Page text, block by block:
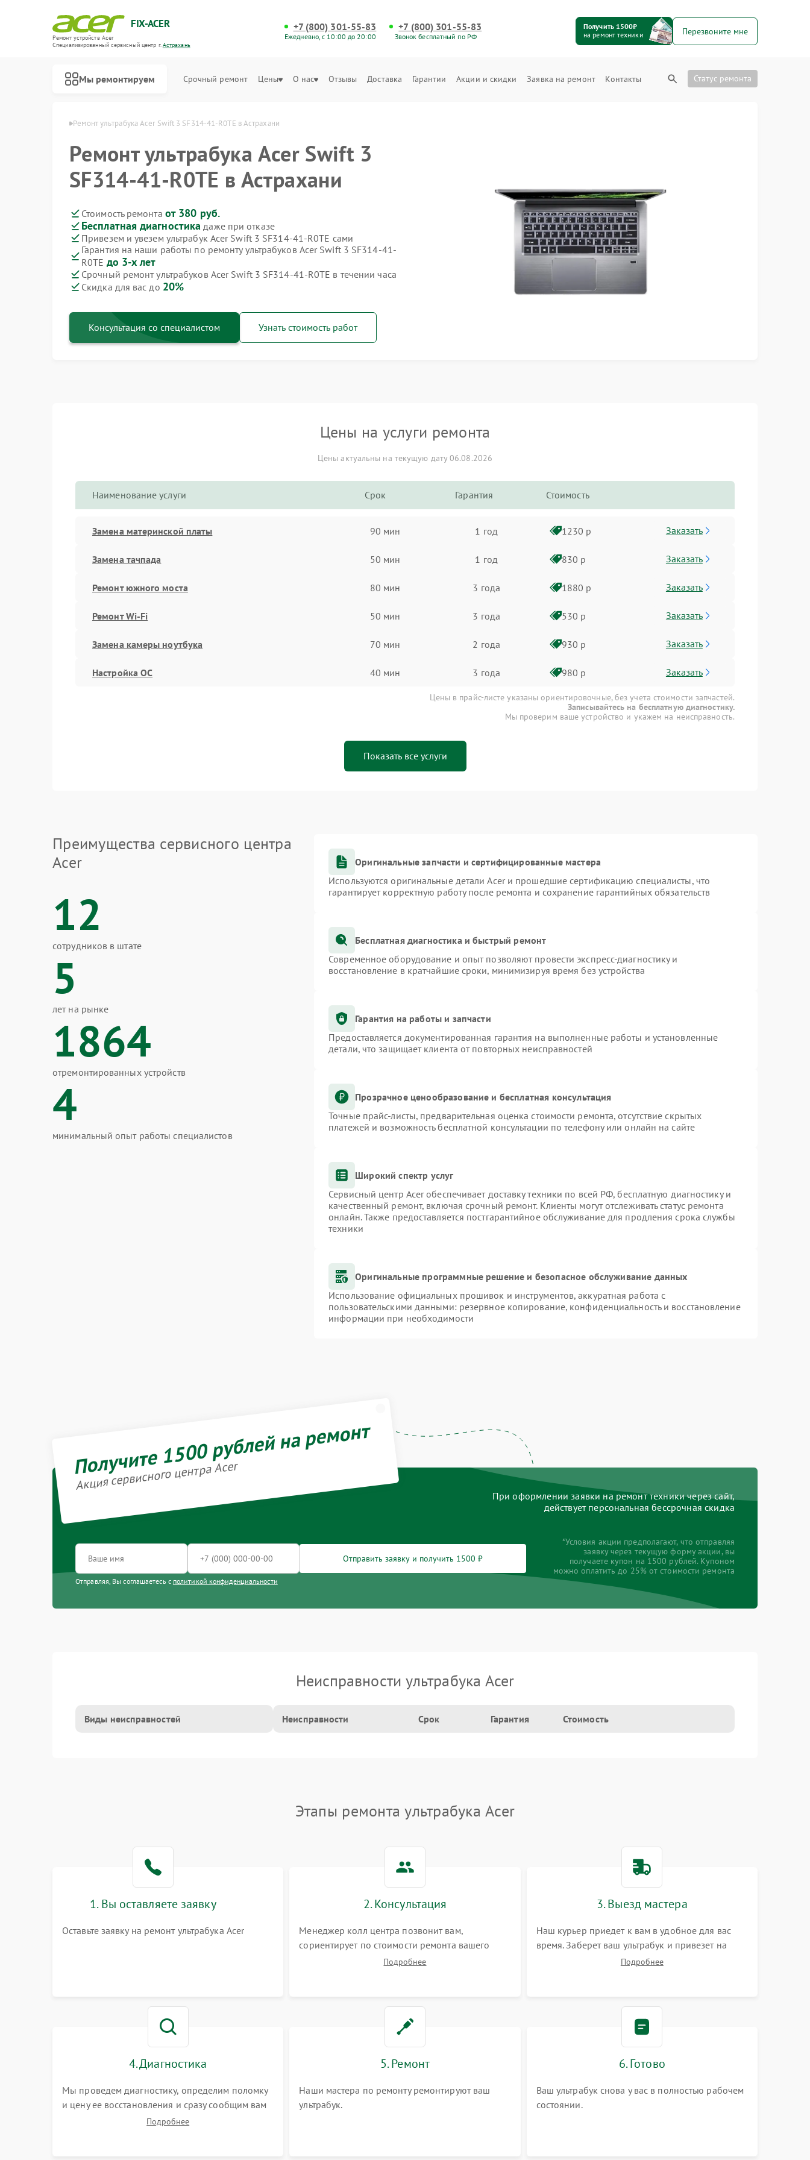
FIX-ACER
Ремонт устройств Acer
Специализированный cервисный центр г.Астрахань
+7 (800) 301-55-83
Ежедневно, с 10:00 до 20:00
+7 (800) 301-55-83
Звонок бесплатный по РФ
Получить 1500₽
на ремонт техники
Перезвоните мне
Мы ремонтируем Срочный ремонт Цены О нас Отзывы Доставка Гарантии Акции и скидки Заявка на ремонт Контакты Статус ремонта
Acer в Астрахани Ремонт ультрабука Acer Swift 3 SF314-41-R0TE в Астрахани
Ремонт ультрабука Acer Swift 3
SF314-41-R0TE в Астрахани
Стоимость ремонта от 380 руб.
Бесплатная диагностика даже при отказе
Привезем и увезем ультрабук Acer Swift 3 SF314-41-R0TE сами
Гарантия на наши работы по ремонту ультрабуков Acer Swift 3 SF314-41-
R0TE до 3-х лет
Срочный ремонт ультрабуков Acer Swift 3 SF314-41-R0TE в течении часа
Скидка для вас до 20%
Консультация со специалистом Узнать стоимость работ
Цены на услуги ремонта
Цены актуальны на текущую дату 06.08.2026
Наименование услуги Срок Гарантия Стоимость
Замена материнской платы 90 мин 1 год 1230 р Заказать
Замена тачпада 50 мин 1 год 830 р Заказать
Ремонт южного моста 80 мин 3 года 1880 р Заказать
Ремонт Wi-Fi 50 мин 3 года 530 р Заказать
Замена камеры ноутбука 70 мин 2 года 930 р Заказать
Настройка ОС 40 мин 3 года 980 р Заказать
Цены в прайс-листе указаны ориентировочные, без учета стоимости запчастей.
Записывайтесь на бесплатную диагностику.
Мы проверим ваше устройство и укажем на неисправность.
Показать все услуги
Преимущества сервисного центра
Acer
12
сотрудников в штате
5
лет на рынке
1864
отремонтированных устройств
4
минимальный опыт работы специалистов
Оригинальные запчасти и сертифицированные мастера
Используются оригинальные детали Acer и прошедшие сертификацию специалисты, что
гарантирует корректную работу после ремонта и сохранение гарантийных обязательств
Бесплатная диагностика и быстрый ремонт
Современное оборудование и опыт позволяют провести экспресс-диагностику и
восстановление в кратчайшие сроки, минимизируя время без устройства
Гарантия на работы и запчасти
Предоставляется документированная гарантия на выполненные работы и установленные
детали, что защищает клиента от повторных неисправностей
Прозрачное ценообразование и бесплатная консультация
Точные прайс-листы, предварительная оценка стоимости ремонта, отсутствие скрытых
платежей и возможность бесплатной консультации по телефону или онлайн на сайте
Широкий спектр услуг
Сервисный центр Acer обеспечивает доставку техники по всей РФ, бесплатную диагностику и
качественный ремонт, включая срочный ремонт. Клиенты могут отслеживать статус ремонта
онлайн. Также предоставляется постгарантийное обслуживание для продления срока службы
техники
Оригинальные программные решение и безопасное обслуживание данных
Использование официальных прошивок и инструментов, аккуратная работа с
пользовательскими данными: резервное копирование, конфиденциальность и восстановление
информации при необходимости
Получите 1500 рублей на ремонт
Акция сервисного центра Acer
При оформлении заявки на ремонт техники через сайт,
действует персональная бессрочная скидка
Отправить заявку и получить 1500 ₽
Отправляя, Вы соглашаетесь с политикой конфиденциальности
*Условия акции предполагают, что отправляя
заявку через текущую форму акции, вы
получаете купон на 1500 рублей. Купоном
можно оплатить до 25% от стоимости ремонта
Неисправности ультрабука Acer
Виды неисправностей Неисправности Срок Гарантия Стоимость
Этапы ремонта ультрабука Acer
1. Вы оставляете заявку
Оставьте заявку на ремонт ультрабука Acer
2. Консультация
Менеджер колл центра позвонит вам,
сориентирует по стоимости ремонта вашего
ультрабука а также ответит на все ваши
Подробнее
3. Выезд мастера
Наш курьер приедет к вам в удобное для вас
время. Заберет ваш ультрабук и привезет на
склад для диагностики.Подробнее
4. Диагностика
Мы проведем диагностику, определим поломку
и цену ее восстановления и сразу сообщим вам
о сроках ее устраненияПодробнее
5. Ремонт
Наши мастера по ремонту ремонтируют ваш
ультрабук.
6. Готово
Ваш ультрабук снова у вас в полностью рабочем
состоянии.